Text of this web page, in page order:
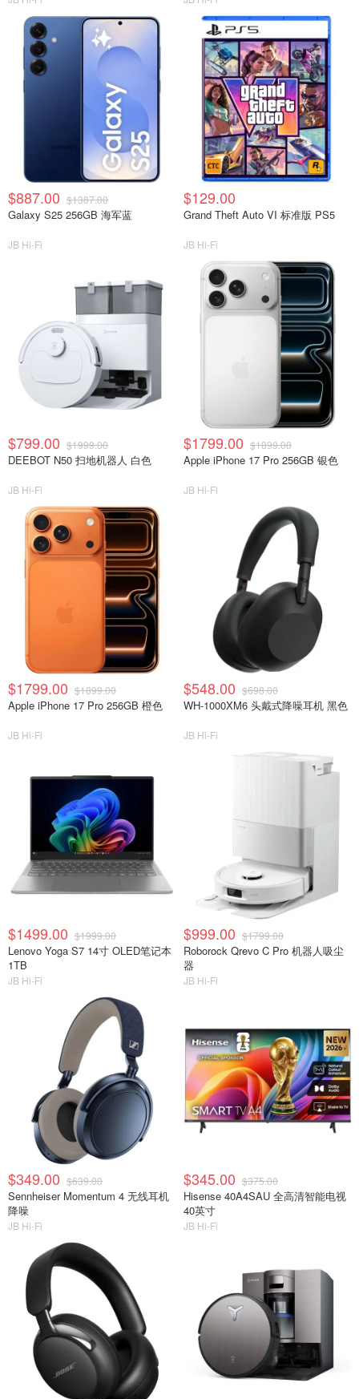
$887.00 $1387.00
Galaxy S25 256GB 海军蓝
JB Hi-Fi
$129.00
Grand Theft Auto VI 标准版 PS5
JB Hi-Fi
$799.00 $1999.00
DEEBOT N50 扫地机器人 白色
JB Hi-Fi
$1799.00 $1899.00
Apple iPhone 17 Pro 256GB 银色
JB Hi-Fi
$1799.00 $1899.00
Apple iPhone 17 Pro 256GB 橙色
JB Hi-Fi
$548.00 $698.00
WH-1000XM6 头戴式降噪耳机 黑色
JB Hi-Fi
$1499.00 $1999.00
Lenovo Yoga S7 14寸 OLED笔记本
1TB
JB Hi-Fi
$999.00 $1799.00
Roborock Qrevo C Pro 机器人吸尘
器
JB Hi-Fi
$349.00 $639.00
Sennheiser Momentum 4 无线耳机
降噪
JB Hi-Fi
$345.00 $375.00
Hisense 40A4SAU 全高清智能电视
40英寸
JB Hi-Fi